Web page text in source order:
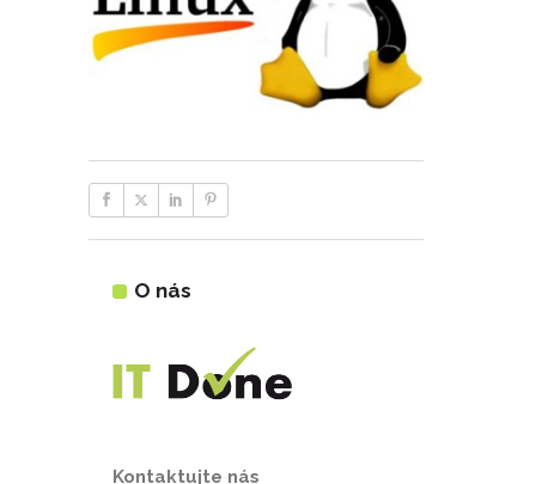
O nás
Kontaktujte nás